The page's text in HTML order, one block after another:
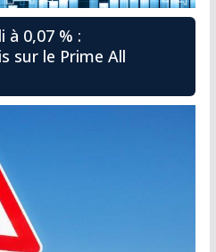
à 0,07 % :
sur le Prime All